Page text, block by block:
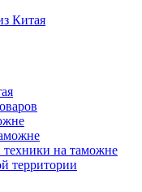
Китая
на таможне
территории